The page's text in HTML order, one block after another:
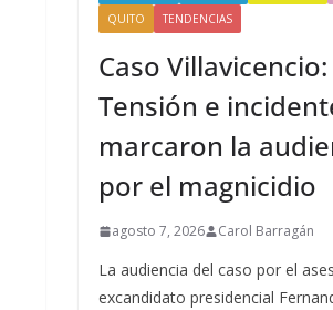
QUITO
TENDENCIAS
Caso Villavicencio:
Tensión e
marcaron la
por el magnicidio
agosto 7, 2026 Carol Barragán
La audiencia del caso por el
excandidato presidencial